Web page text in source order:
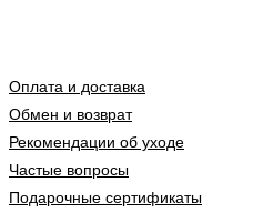
Оплата и доставка
Обмен и возврат
Рекомендации об уходе
Частые вопросы
Подарочные сертификаты